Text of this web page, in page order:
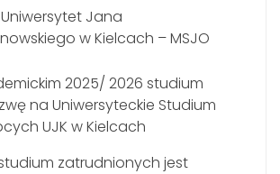
Jana
w Kielcach – MSJO
2025/ 2026 studium
na Uniwersyteckie Studium
UJK w Kielcach
zatrudnionych jest